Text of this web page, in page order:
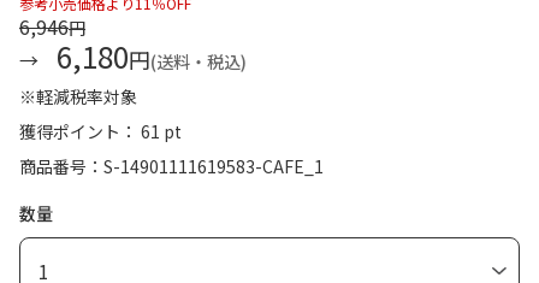
6,946円
6,180円(送料・税込)
※軽減税率対象
獲得ポイント： 61 pt
商品番号
S-14901111619583-CAFE_1
数量
1